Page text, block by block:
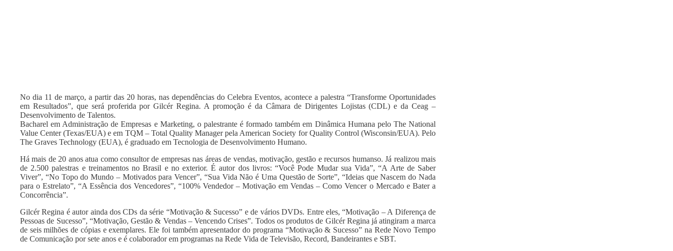
No dia 11 de março, a partir das 20 horas, nas dependências do Celebra Eventos, acontece a palestra “Transforme Oportunidades
em Resultados”, que será proferida por Gilcér Regina. A promoção é da Câmara de Dirigentes Lojistas (CDL) e da Ceag –
Desenvolvimento de Talentos.
Bacharel em Administração de Empresas e Marketing, o palestrante é formado também em Dinâmica Humana pelo The National
Value Center (Texas/EUA) e em TQM – Total Quality Manager pela American Society for Quality Control (Wisconsin/EUA). Pelo
The Graves Technology (EUA), é graduado em Tecnologia de Desenvolvimento Humano.
Há mais de 20 anos atua como consultor de empresas nas áreas de vendas, motivação, gestão e recursos humanso. Já realizou mais
de 2.500 palestras e treinamentos no Brasil e no exterior. É autor dos livros: “Você Pode Mudar sua Vida”, “A Arte de Saber
Viver”, “No Topo do Mundo – Motivados para Vencer”, “Sua Vida Não é Uma Questão de Sorte”, “Ideias que Nascem do Nada
para o Estrelato”, “A Essência dos Vencedores”, “100% Vendedor – Motivação em Vendas – Como Vencer o Mercado e Bater a
Concorrência”.
Gilcér Regina é autor ainda dos CDs da série “Motivação & Sucesso” e de vários DVDs. Entre eles, “Motivação – A Diferença de
Pessoas de Sucesso”, “Motivação, Gestão & Vendas – Vencendo Crises”. Todos os produtos de Gilcér Regina já atingiram a marca
de seis milhões de cópias e exemplares. Ele foi também apresentador do programa “Motivação & Sucesso” na Rede Novo Tempo
de Comunicação por sete anos e é colaborador em programas na Rede Vida de Televisão, Record, Bandeirantes e SBT.